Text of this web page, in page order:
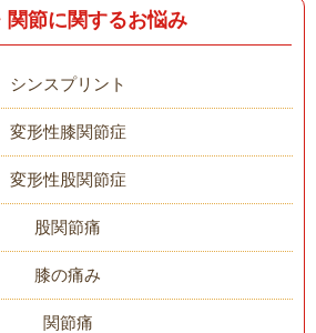
関節に関するお悩み
シンスプリント
変形性膝関節症
変形性股関節症
股関節痛
膝の痛み
関節痛